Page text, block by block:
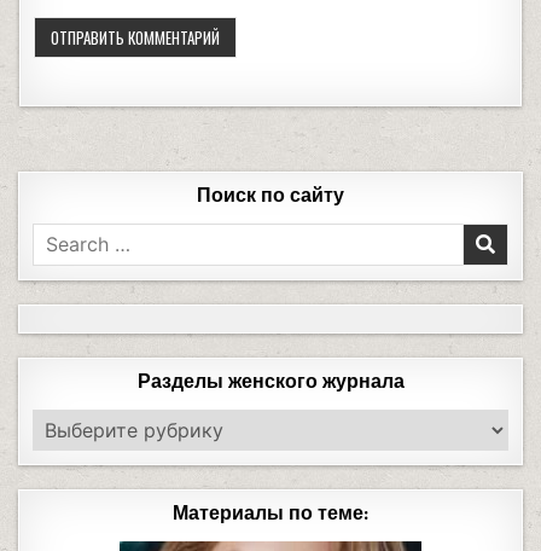
Поиск по сайту
Разделы женского журнала
Материалы по теме: